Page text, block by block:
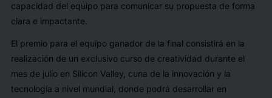
capacidad del equipo para comunicar su propuesta de forma
clara e impactante.
El premio para el equipo ganador de la final consistirá en la
realización de un exclusivo curso de creatividad durante el
mes de julio en Silicon Valley, cuna de la innovación y la
tecnología a nivel mundial, donde podrá desarrollar en